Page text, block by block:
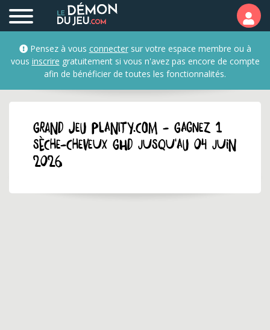
Pensez à vous connectersur votre espace membre ou à
vous inscrire gratuitement si vous n'avez pas encore de compte
afin de bénéficier de toutes les fonctionnalités.
GRAND JEU planity.com - Gagnez 1
sèche-cheveux GHD jusqu'au 04 juin
2026